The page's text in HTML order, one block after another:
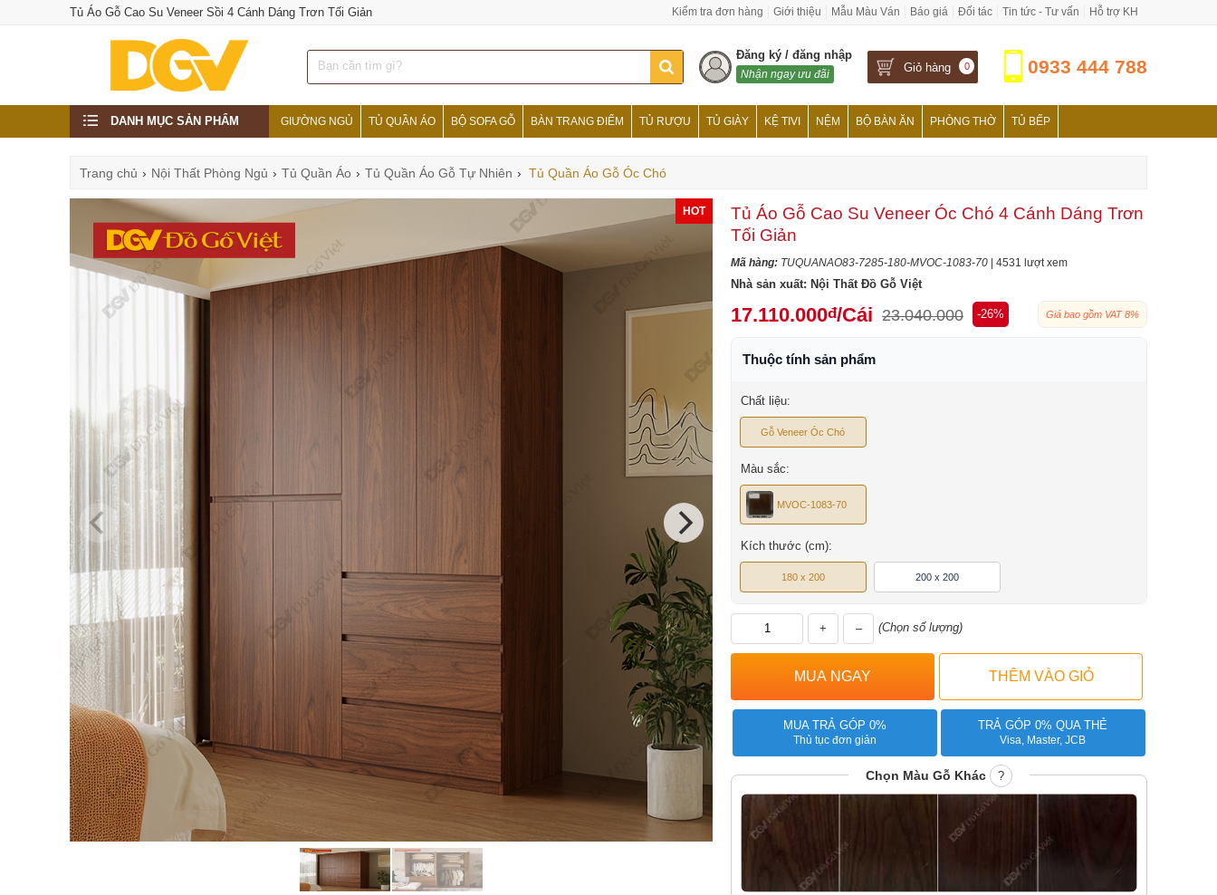
Tủ Áo Gỗ Cao Su Veneer Sồi 4 Cánh Dáng Trơn Tối Giản Kiểm tra đơn hàng Giới thiệu Mẫu Màu Ván Báo giá Đối tác Tin tức - Tư vấn Hỗ trợ KH
Đăng ký / đăng nhập
Nhận ngay ưu đãi Giỏ hàng 0 0933 444 788
DANH MỤC SẢN PHẨM GIƯỜNG NGỦ TỦ QUẦN ÁO BỘ SOFA GỖ BÀN TRANG ĐIỂM TỦ RƯỢU TỦ GIÀY KỆ TIVI NỆM BỘ BÀN ĂN PHÒNG THỜ TỦ BẾP
Trang chủ › Nội Thất Phòng Ngủ › Tủ Quần Áo › Tủ Quần Áo Gỗ Tự Nhiên › Tủ Quần Áo Gỗ Óc Chó
HOT
Tủ Áo Gỗ Cao Su Veneer Óc Chó 4 Cánh Dáng Trơn
Tối Giản
Mã hàng: TUQUANAO83-7285-180-MVOC-1083-70 | 4531 lượt xem
Nhà sản xuất: Nội Thất Đồ Gỗ Việt
17.110.000đ/Cái 23.040.000 -26% Giá bao gồm VAT 8%
Thuộc tính sản phẩm
Chất liệu:
Gỗ Veneer Óc Chó
Màu sắc:
MVOC-1083-70
Kích thước (cm):
180 x 200 200 x 200
+ – (Chọn số lượng)
MUA TRẢ GÓP 0%
Thủ tục đơn giản
TRẢ GÓP 0% QUA THẺ
Visa, Master, JCB
Chọn Màu Gỗ Khác ?